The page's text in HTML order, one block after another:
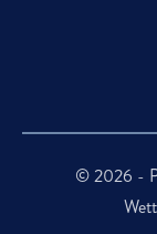
© 2026 -